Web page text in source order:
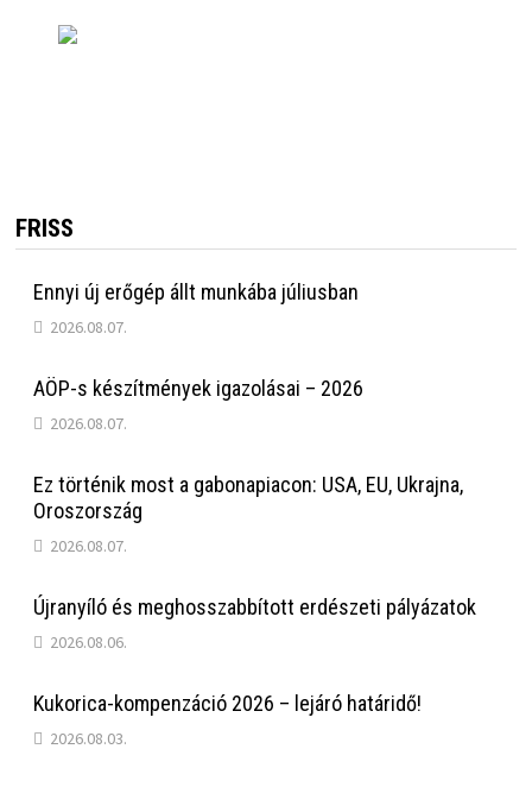
FRISS
Ennyi új erőgép állt munkába júliusban
2026.08.07.
AÖP-s készítmények igazolásai – 2026
2026.08.07.
Ez történik most a gabonapiacon: USA, EU, Ukrajna,
Oroszország
2026.08.07.
Újranyíló és meghosszabbított erdészeti pályázatok
2026.08.06.
Kukorica-kompenzáció 2026 – lejáró határidő!
2026.08.03.